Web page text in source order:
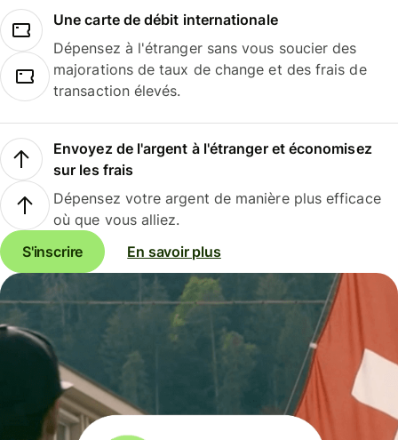
Une carte de débit internationale
Dépensez à l'étranger sans vous soucier des
majorations de taux de change et des frais de
transaction élevés.
Envoyez de l'argent à l'étranger et économisez
sur les frais
Dépensez votre argent de manière plus efficace
où que vous alliez.
S'inscrire
En savoir plus